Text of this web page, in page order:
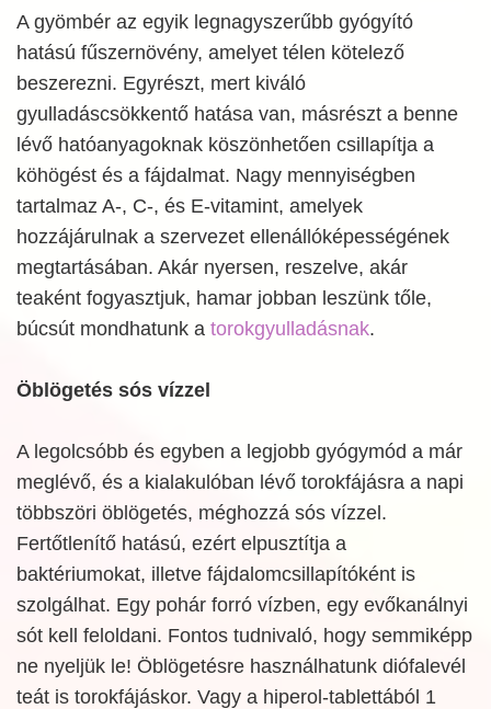
A gyömbér az egyik legnagyszerűbb gyógyító
hatású fűszernövény, amelyet télen kötelező
beszerezni. Egyrészt, mert kiváló
gyulladáscsökkentő hatása van, másrészt a benne
lévő hatóanyagoknak köszönhetően csillapítja a
köhögést és a fájdalmat. Nagy mennyiségben
tartalmaz A-, C-, és E-vitamint, amelyek
hozzájárulnak a szervezet ellenállóképességének
megtartásában. Akár nyersen, reszelve, akár
teaként fogyasztjuk, hamar jobban leszünk tőle,
búcsút mondhatunk a torokgyulladásnak.
Öblögetés sós vízzel
A legolcsóbb és egyben a legjobb gyógymód a már
meglévő, és a kialakulóban lévő torokfájásra a napi
többszöri öblögetés, méghozzá sós vízzel.
Fertőtlenítő hatású, ezért elpusztítja a
baktériumokat, illetve fájdalomcsillapítóként is
szolgálhat. Egy pohár forró vízben, egy evőkanálnyi
sót kell feloldani. Fontos tudnivaló, hogy semmiképp
ne nyeljük le! Öblögetésre használhatunk diófalevél
teát is torokfájáskor. Vagy a hiperol-tablettából 1